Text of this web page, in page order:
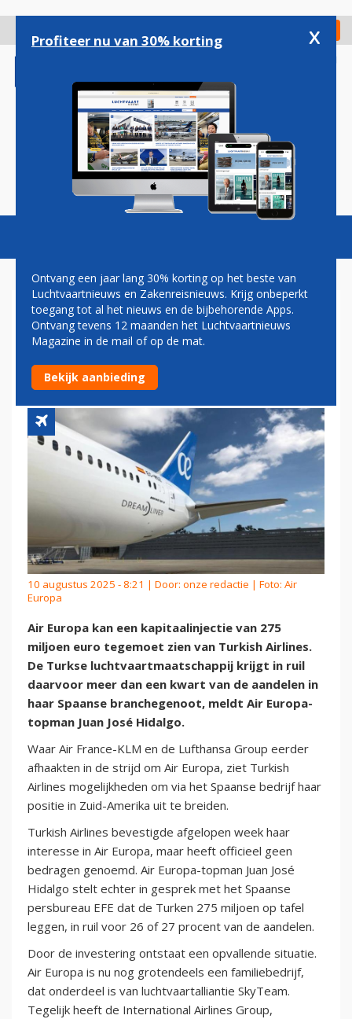
gaan
Check in
Magazine Podcasts Vacatures
TURKISH AIRLINES HEEFT
275 MILJOEN OVER VOOR
BELANG IN AIR EUROPA
10 augustus 2025 - 8:21 | Door: onze redactie | Foto: Air
Europa
Air Europa kan een kapitaalinjectie van 275
miljoen euro tegemoet zien van Turkish Airlines.
De Turkse luchtvaartmaatschappij krijgt in ruil
daarvoor meer dan een kwart van de aandelen in
haar Spaanse branchegenoot, meldt Air Europa-
topman Juan José Hidalgo.
Waar Air France-KLM en de Lufthansa Group eerder
afhaakten in de strijd om Air Europa, ziet Turkish
Airlines mogelijkheden om via het Spaanse bedrijf haar
positie in Zuid-Amerika uit te breiden.
Turkish Airlines bevestigde afgelopen week haar
interesse in Air Europa, maar heeft officieel geen
bedragen genoemd. Air Europa-topman Juan José
Hidalgo stelt echter in gesprek met het Spaanse
persbureau EFE dat de Turken 275 miljoen op tafel
leggen, in ruil voor 26 of 27 procent van de aandelen.
Door de investering ontstaat een opvallende situatie.
Air Europa is nu nog grotendeels een familiebedrijf,
dat onderdeel is van luchtvaartalliantie SkyTeam.
Tegelijk heeft de International Airlines Group,
Profiteer nu van 30% korting x
Ontvang een jaar lang 30% korting op het beste van
Luchtvaartnieuws en Zakenreisnieuws. Krijg onbeperkt
toegang tot al het nieuws en de bijbehorende Apps.
Ontvang tevens 12 maanden het Luchtvaartnieuws
Magazine in de mail of op de mat.
Bekijk aanbieding